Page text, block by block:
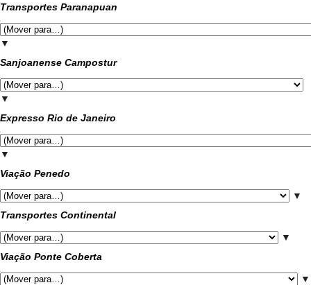
Transportes Paranapuan
▼
Sanjoanense Campostur
▼
Expresso Rio de Janeiro
▼
Viação Penedo
▼
Transportes Continental
▼
Viação Ponte Coberta
▼